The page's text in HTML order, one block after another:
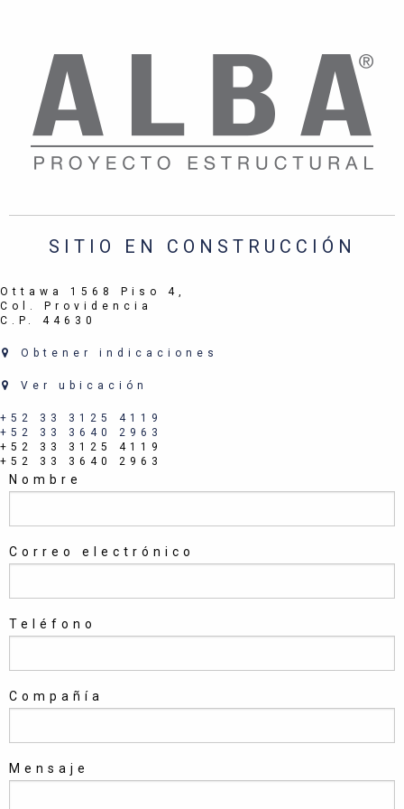
SITIO EN CONSTRUCCIÓN
Ottawa 1568 Piso 4,
Col. Providencia
C.P. 44630
Obtener indicaciones
Ver ubicación
+52 33 3125 4119
+52 33 3640 2963
+52 33 3125 4119
+52 33 3640 2963
Nombre
Correo electrónico
Teléfono
Compañía
Mensaje